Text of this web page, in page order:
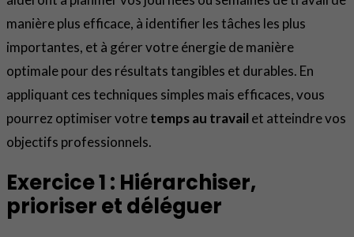
manière plus efficace, à identifier les tâches les plus
importantes, et à gérer votre énergie de manière
optimale pour des résultats tangibles et durables. En
appliquant ces techniques simples mais efficaces, vous
pourrez optimiser votretemps au travail et atteindre vos
objectifs professionnels.
Exercice 1 : Hiérarchiser,
prioriser et déléguer